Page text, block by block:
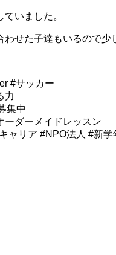
いました。
せた子達もいるので
#サッカー
力
集中
ーダーメイドレッスン
ャリア #NPO法人 #新学